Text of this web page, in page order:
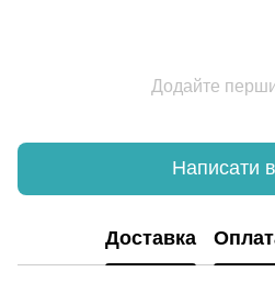
Додайте
Написати
Доставка